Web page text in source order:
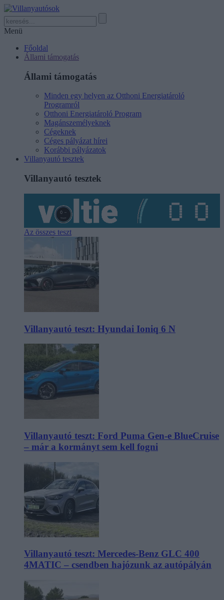
Menü
Főoldal
Állami támogatás
Állami támogatás
Minden egy helyen az Otthoni Energiatároló
Programról
Otthoni Energiatároló Program
Magánszemélyeknek
Cégeknek
Céges pályázat hírei
Korábbi pályázatok
Villanyautó tesztek
Villanyautó tesztek
Az összes teszt
Villanyautó teszt: Hyundai Ioniq 6 N
Villanyautó teszt: Ford Puma Gen-e BlueCruise
– már a kormányt sem kell fogni
Villanyautó teszt: Mercedes-Benz GLC 400
4MATIC – csendben hajózunk az autópályán